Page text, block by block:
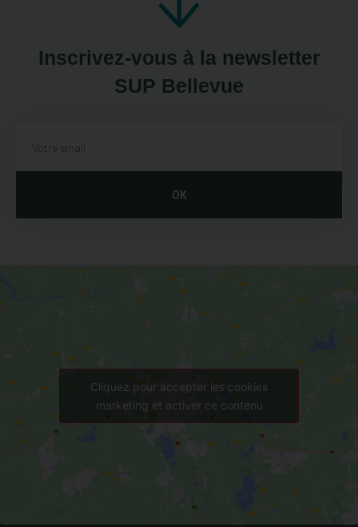
Inscrivez-vous à la newsletter
SUP Bellevue
OK
Cliquez pour accepter les cookies
marketing et activer ce contenu